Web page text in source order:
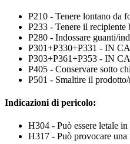
P210 - Tenere lontano da
P233 - Tenere il recipiente
P280 - Indossare guanti/
P301+P330+P331 - IN
P303+P361+P353 - IN
P405 - Conservare sotto
P501 - Smaltire il
Indicazioni di pericolo:
H304 - Può essere letale
H317 - Può provocare una